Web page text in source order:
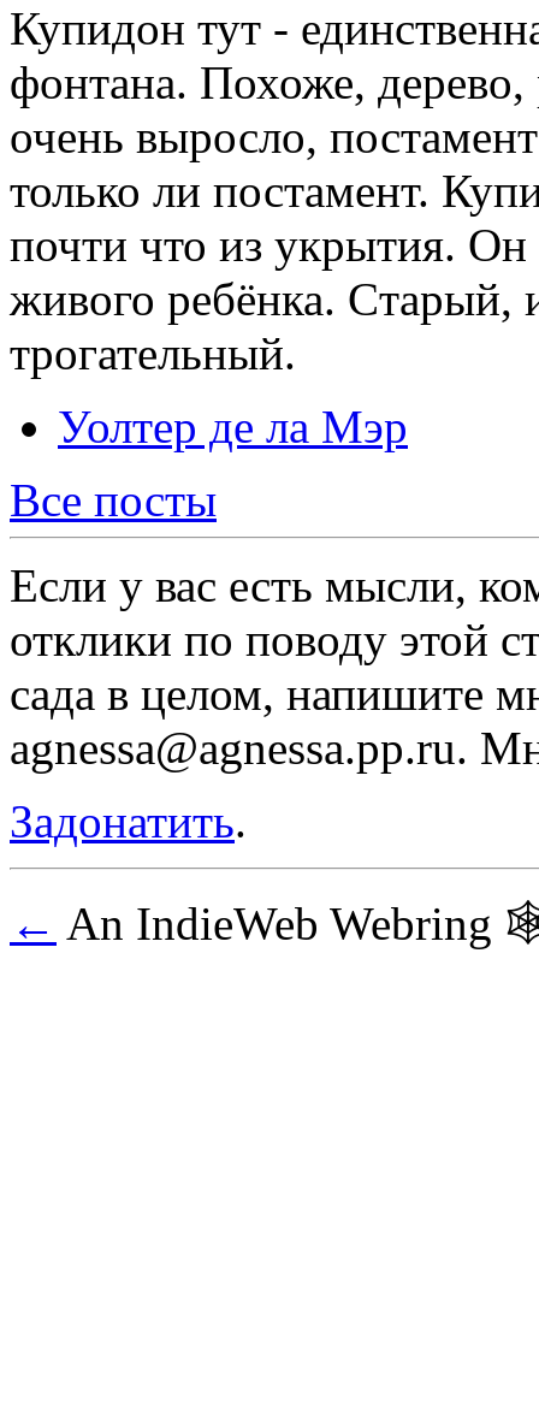
Купидон тут -
фонтана. Похоже,
очень выросло,
только ли постамент.
почти что из укрытия.
живого ребёнка. Cтарый,
трогательный.
Уолтер де ла Мэр
Все посты
Если у вас есть мысли,
отклики по поводу этой
сада в целом, напишите
agnessa@agnessa.pp.ru.
Задонатить.
← An IndieWeb Webring